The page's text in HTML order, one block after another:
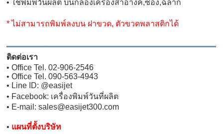
• ใช้พิมพ์วันผลิต บนกล่องเครื่องสำอางค์,ซอง,ฉลาก
* ไม่สามารถพิมพ์ลงบน ฝาขวด, ตัวขวดพลาสติกได้
ติดต่อเรา
• Office Tel. 02-906-2546
• Office Tel. 090-563-4943
• Line ID: @easijet
• Facebook: เครื่องพิมพ์วันที่ผลิต
• E-mail: sales@easijet300.com
• แผนที่ตั้งบริษัท